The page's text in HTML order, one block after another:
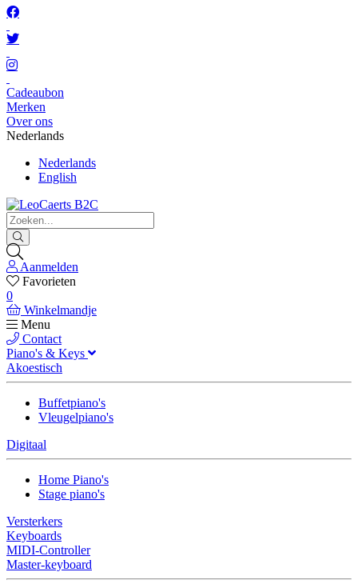
Cadeaubon
Merken
Over ons
Nederlands
Nederlands
English
Aanmelden
Favorieten
0
Winkelmandje
Menu
Contact
Piano's & Keys
Akoestisch
Buffetpiano's
Vleugelpiano's
Digitaal
Home Piano's
Stage piano's
Versterkers
Keyboards
MIDI-Controller
Master-keyboard